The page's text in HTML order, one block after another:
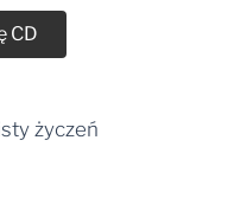
CD
życzeń